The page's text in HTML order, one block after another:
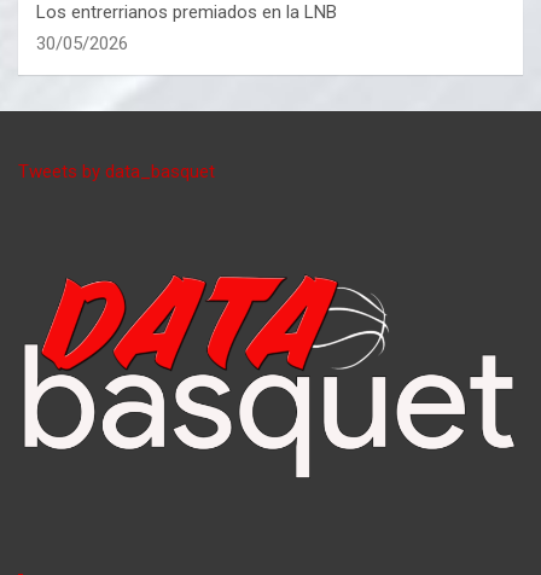
Los entrerrianos premiados en la LNB
30/05/2026
Tweets by data_basquet